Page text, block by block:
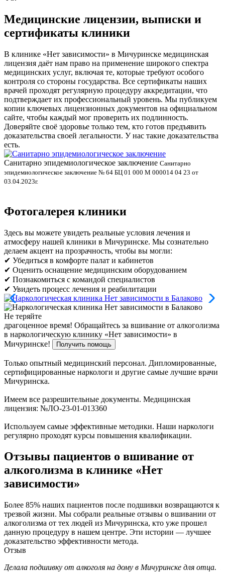
Медицинские лицензии, выписки и
сертификаты клиники
В клинике «Нет зависимости» в Мичуринске медицинская
лицензия даёт нам право на применение широкого спектра
медицинских услуг, включая те, которые требуют особого
контроля со стороны государства. Все сертификаты наших
врачей проходят регулярную процедуру аккредитации, что
подтверждает их профессиональный уровень. Мы публикуем
копии ключевых лицензионных документов на официальном
сайте, чтобы каждый мог проверить их подлинность.
Доверяйте своё здоровье только тем, кто готов предъявить
доказательства своей легальности. У нас такие доказательства
есть.
Санитарно эпидемиологическое заключение Санитарно
эпидемиологическое заключение № 64 БЦ 01 000 М 000014 04 23 от
03.04.2023г.
Фотогалерея клиники
Здесь вы можете увидеть реальные условия лечения и
атмосферу нашей клиники в Мичуринске. Мы сознательно
делаем акцент на прозрачность, чтобы вы могли:
✔ Убедиться в комфорте палат и кабинетов
✔ Оценить оснащение медицинским оборудованием
✔ Познакомиться с командой специалистов
✔ Увидеть процесс лечения и реабилитации
Не теряйте
драгоценное время! Обращайтесь за вшивание от алкоголизма
в наркологическую клинику «Нет зависимости» в
Мичуринске!
Получить помощь
Только опытный медицинский персонал. Дипломированные,
сертифицированные наркологи и другие самые лучшие врачи
Мичуринска.
Имеем все разрешительные документы. Медицинская
лицензия: №ЛО-23-01-013360
Используем самые эффективные методики. Наши наркологи
регулярно проходят курсы повышения квалификации.
Отзывы пациентов о вшивание от
алкоголизма в клинике «Нет
зависимости»
Более 85% наших пациентов после подшивки возвращаются к
трезвой жизни. Мы собрали реальные отзывы о вшивании от
алкоголизма от тех людей из Мичуринска, кто уже прошел
данную процедуру в нашем центре. Эти истории — лучшее
доказательство эффективности метода.
Отзыв
Делала подшивку от алкоголя на дому в Мичуринске для отца.